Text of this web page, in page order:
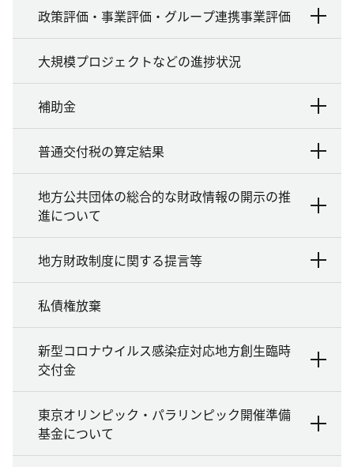
政策評価・事業評価・グループ連携事業評価
大規模プロジェクトなどの進捗状況
補助金
普通交付税の算定結果
地方公共団体の総合的な財政情報の開示の推
進について
地方財政制度に関する提言等
私債権放棄
新型コロナウイルス感染症対応地方創生臨時
交付金
東京オリンピック・パラリンピック開催準備
基金について